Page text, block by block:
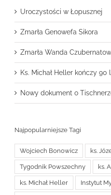
Uroczystości w Łopusznej
Zmarła Genowefa Sikora
Zmarła Wanda
Ks. Michał Heller kończy 90
Nowy dokument o
Najpopularniejsze Tagi
Wojciech Bonowicz ks.
Tygodnik Powszechny ks.
ks. Michał Heller Instytut